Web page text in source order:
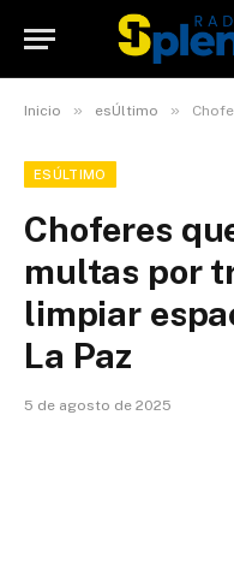
Inicio » esÚltimo » Choferes
ESÚLTIMO
Choferes
multas por
limpiar
La Paz
5 de agosto de 2025